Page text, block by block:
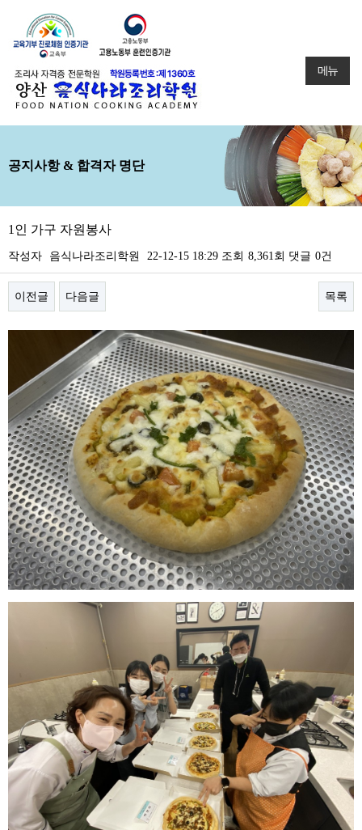
메뉴
공지사항 & 합격자 명단
1인 가구 자원봉사
작성자 음식나라조리학원 22-12-15 18:29 조회 8,361회 댓글 0건
이전글 다음글 목록